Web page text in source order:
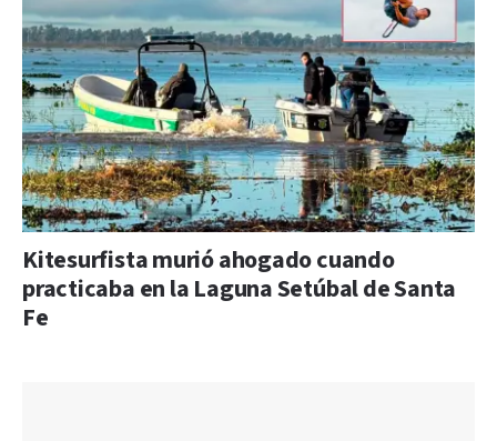
Kitesurfista murió ahogado cuando
practicaba en la Laguna Setúbal de Santa
Fe